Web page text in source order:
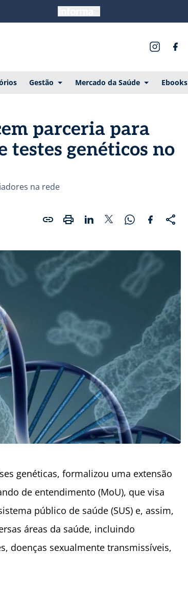
Gestão Mercado da Saúde Ebooks
parceria para
genéticos no
na rede
genéticas, formalizou uma extensão
de entendimento (MoU), que visa
público de saúde (SUS) e, assim,
áreas da saúde, incluindo
doenças sexualmente transmissíveis,